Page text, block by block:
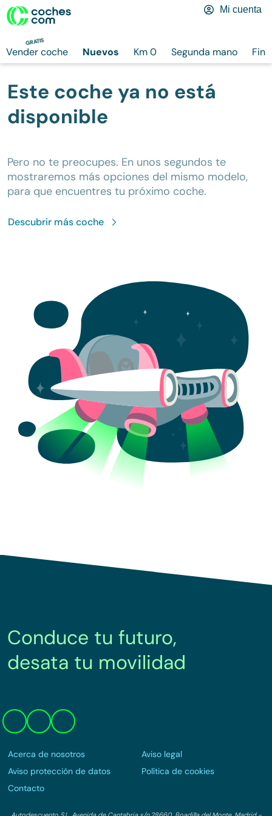
GRATIS
Vender coche Nuevos Km 0 Segunda mano
Mi cuenta
Este coche ya no está
disponible
Pero no te preocupes. En unos segundos te
mostraremos más opciones del mismo modelo,
para que encuentres tu próximo coche.
Descubrir máscoche
Conduce tu futuro,
desata tu movilidad
Acerca de nosotros
Aviso legal
Aviso protección de datos
Política de cookies
Contacto